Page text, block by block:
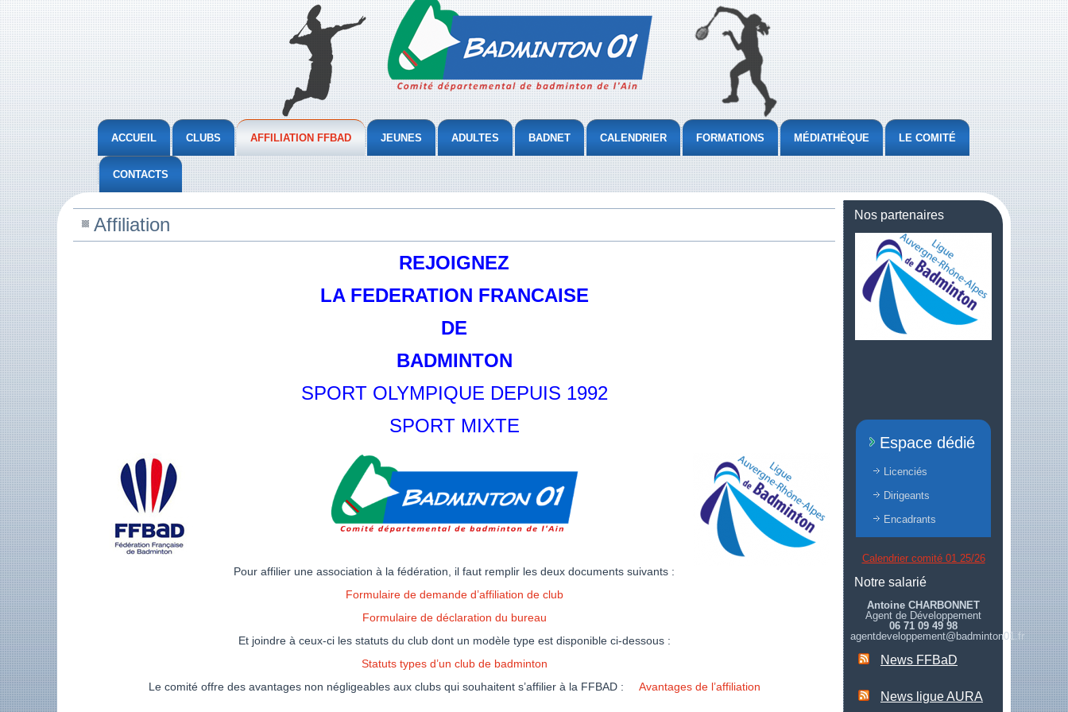
ACCUEIL CLUBS AFFILIATION FFBAD JEUNES ADULTES BADNET CALENDRIER FORMATIONS MÉDIATHÈQUE LE COMITÉ
CONTACTS
Affiliation
REJOIGNEZ
LA FEDERATION FRANCAISE
DE
BADMINTON
SPORT OLYMPIQUE DEPUIS 1992
SPORT MIXTE
Pour affilier une association à la fédération, il faut remplir les deux documents suivants :
Formulaire de demande d’affiliation de club
Formulaire de déclaration du bureau
Et joindre à ceux-ci les statuts du club dont un modèle type est disponible ci-dessous :
Statuts types d’un club de badminton
Le comité offre des avantages non négligeables aux clubs qui souhaitent s’affilier à la FFBAD : Avantages de l’affiliation
Nos partenaires
Espace dédié
Licenciés
Dirigeants
Encadrants
Calendrier comité 01 25/26
Notre salarié
Antoine CHARBONNET
Agent de Développement
06 71 09 49 98
agentdeveloppement@badminton01.fr
News FFBaD
News ligue AURA